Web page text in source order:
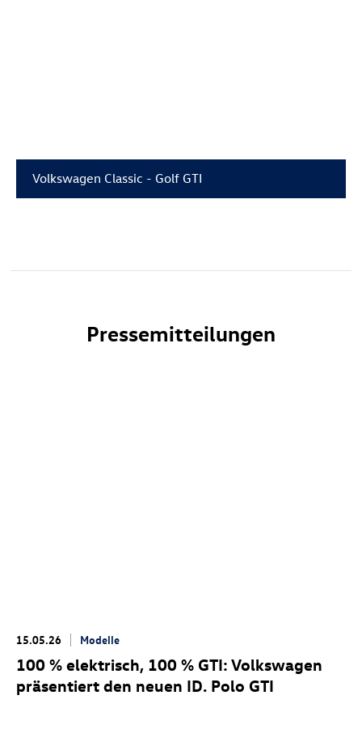
Volkswagen Classic - Golf GTI
Pressemitteilungen
15.05.26 Modelle
100 % elektrisch, 100 % GTI: Volkswagen
präsentiert den neuen ID. Polo GTI